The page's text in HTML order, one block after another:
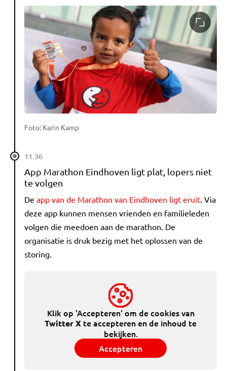
Foto: Karin Kamp
11.36
App Marathon Eindhoven ligt plat, lopers niet
te volgen
De app van de Marathon van Eindhoven ligt eruit. Via
deze app kunnen mensen vrienden en familieleden
volgen die meedoen aan de marathon. De
organisatie is druk bezig met het oplossen van de
storing.
Klik op 'Accepteren' om de cookies van
Twitter X te accepteren en de inhoud te
bekijken.
Accepteren